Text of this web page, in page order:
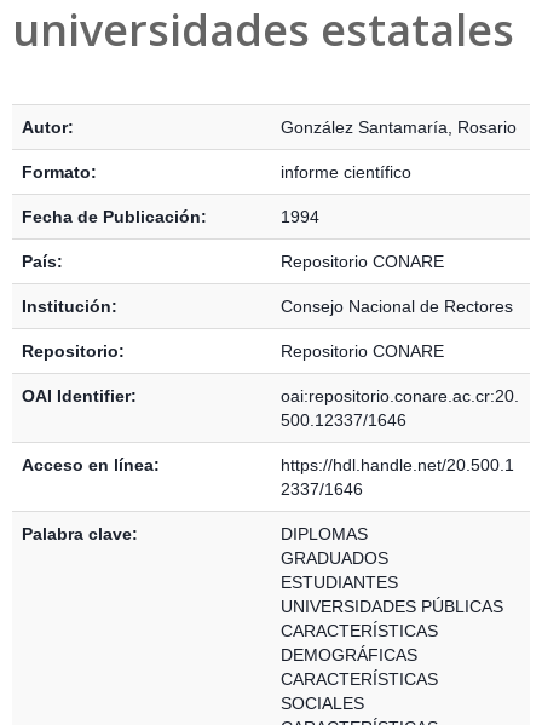
universidades estatales
Autor: González Santamaría, Rosario
Formato: informe científico
Fecha de Publicación: 1994
País: Repositorio CONARE
Institución: Consejo Nacional de Rectores
Repositorio: Repositorio CONARE
OAI Identifier:
oai:repositorio.conare.ac.cr:20.
500.12337/1646
Acceso en línea:
https://hdl.handle.net/20.500.1
2337/1646
Palabra clave:
DIPLOMAS
GRADUADOS
ESTUDIANTES
UNIVERSIDADES PÚBLICAS
CARACTERÍSTICAS
DEMOGRÁFICAS
CARACTERÍSTICAS
SOCIALES